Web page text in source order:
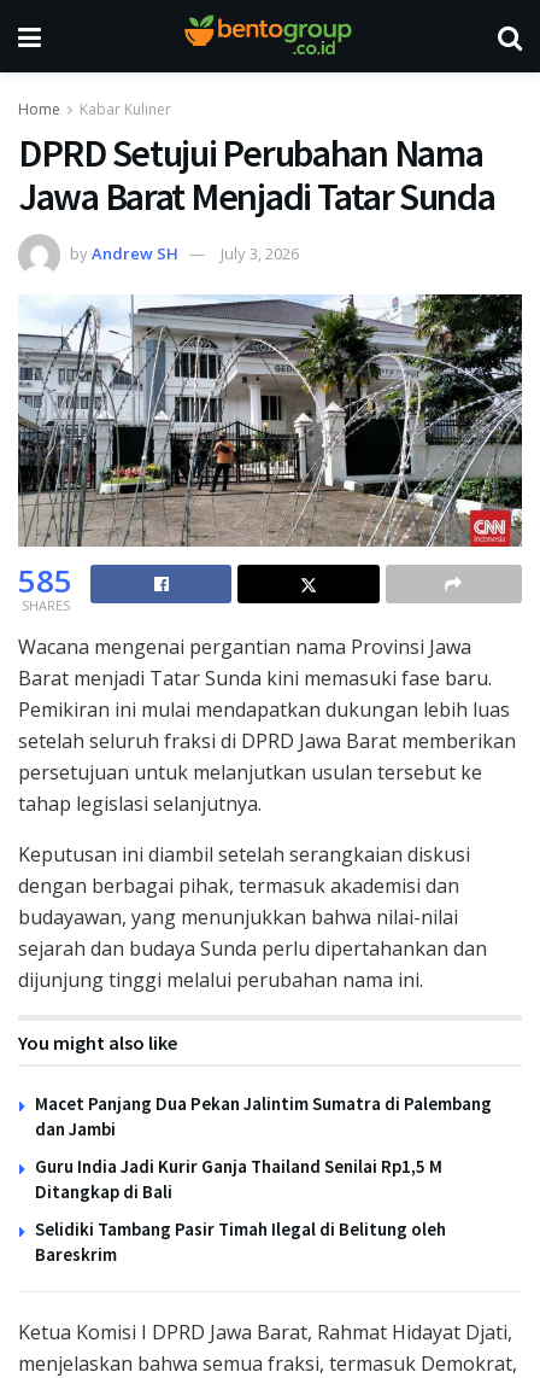
Home Kabar Kuliner
DPRD Setujui Perubahan Nama
Jawa Barat Menjadi Tatar Sunda
byAndrew SH July 3, 2026
585
SHARES
Wacana mengenai pergantian nama Provinsi Jawa
Barat menjadi Tatar Sunda kini memasuki fase baru.
Pemikiran ini mulai mendapatkan dukungan lebih luas
setelah seluruh fraksi di DPRD Jawa Barat memberikan
persetujuan untuk melanjutkan usulan tersebut ke
tahap legislasi selanjutnya.
Keputusan ini diambil setelah serangkaian diskusi
dengan berbagai pihak, termasuk akademisi dan
budayawan, yang menunjukkan bahwa nilai-nilai
sejarah dan budaya Sunda perlu dipertahankan dan
dijunjung tinggi melalui perubahan nama ini.
You might also like
Macet Panjang Dua Pekan Jalintim Sumatra di Palembang
dan Jambi
Guru India Jadi Kurir Ganja Thailand Senilai Rp1,5 M
Ditangkap di Bali
Selidiki Tambang Pasir Timah Ilegal di Belitung oleh
Bareskrim
Ketua Komisi I DPRD Jawa Barat, Rahmat Hidayat Djati,
menjelaskan bahwa semua fraksi, termasuk Demokrat,